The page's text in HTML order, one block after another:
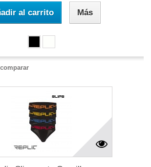
al carrito Más